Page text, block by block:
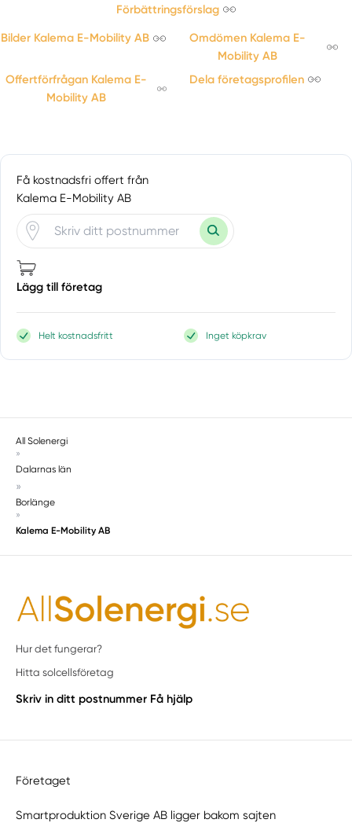
Förbättringsförslag
Bilder Kalema E-Mobility AB
Omdömen Kalema E-
Mobility AB
Offertförfrågan Kalema E-
Mobility AB
Dela företagsprofilen
Få kostnadsfri offert från
Kalema E-Mobility AB
Lägg till företag
Helt kostnadsfritt Inget köpkrav
All Solenergi
»
Dalarnas län
»
Borlänge
»
Kalema E-Mobility AB
Hur det fungerar?
Hitta solcellsföretag
Skriv in ditt postnummer Få hjälp
Företaget
Smartproduktion Sverige AB ligger bakom sajten